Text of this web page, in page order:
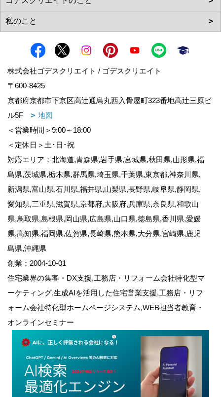
株式会社ゴデスクリエイト / ゴデスクリエイト
〒600-8425
京都府京都市下京区高辻通烏丸西入骨屋町323番地高辻三原ビ
ル5F
地図
＜営業時間＞9:00～18:00
＜定休日＞土･日･祝
対応エリア：北海道,青森県,岩手県,宮城県,秋田県,山形県,福
島県,茨城県,栃木県,群馬県,埼玉県,千葉県,東京都,神奈川県,
新潟県,富山県,石川県,福井県,山梨県,長野県,岐阜県,静岡県,
愛知県,三重県,滋賀県,京都府,大阪府,兵庫県,奈良県,和歌山
県,鳥取県,島根県,岡山県,広島県,山口県,徳島県,香川県,愛媛
県,高知県,福岡県,佐賀県,長崎県,熊本県,大分県,宮崎県,鹿児
島県,沖縄県
創業：2004-10-01
住宅業界の集客・DX支援,工務店・リフォーム会社特化型マ
ーケティング,生成AIを活用した住宅営業支援,工務店・リフ
ォーム会社特化型ホームページシステム,WEB担当者教育・
オンラインセミナー